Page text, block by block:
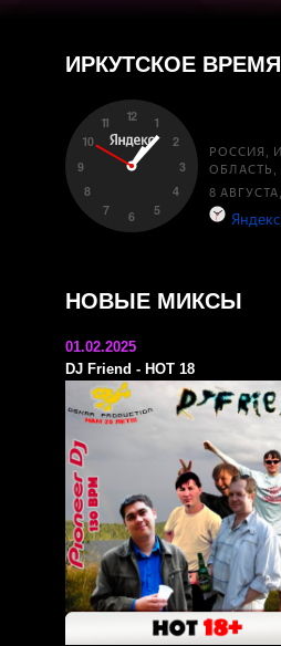
ИРКУТСКОЕ ВРЕМЯ
НОВЫЕ МИКСЫ
01.02.2025
DJ Friend - HOT 18